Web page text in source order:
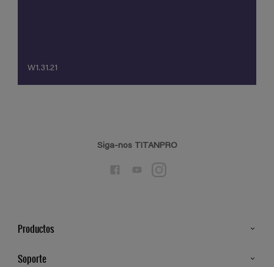
W1.31.21
Siga-nos TITANPRO
Productos
Soporte